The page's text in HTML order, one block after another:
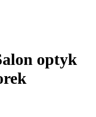
optyk